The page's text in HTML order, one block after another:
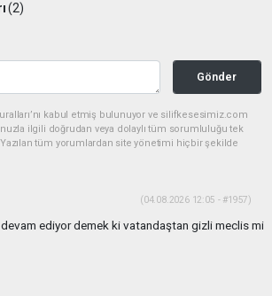
(2)
Gönder
kabul etmiş bulunuyor ve silifkesesimiz.com
ilgili doğrudan veya dolaylı tüm sorumluluğu tek
Yazılan tüm yorumlardan site yönetimi hiçbir şekilde
(04.08.2026 12:05 - #1957)
devam ediyor demek ki vatandaştan gizli meclis mi